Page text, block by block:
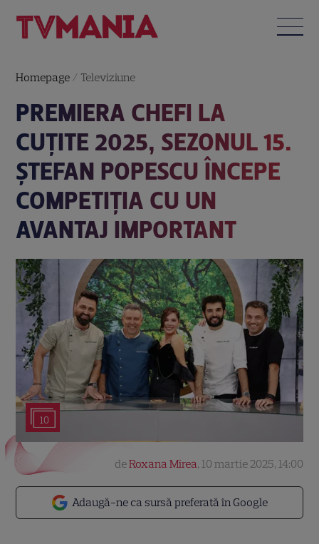
Homepage / Televiziune
PREMIERA CHEFI LA
CUȚITE 2025, SEZONUL 15.
ȘTEFAN POPESCU ÎNCEPE
COMPETIȚIA CU UN
AVANTAJ IMPORTANT
10
Adaugă-ne ca sursă preferată în Google
deRoxana Mirea, 10 martie 2025, 14:00